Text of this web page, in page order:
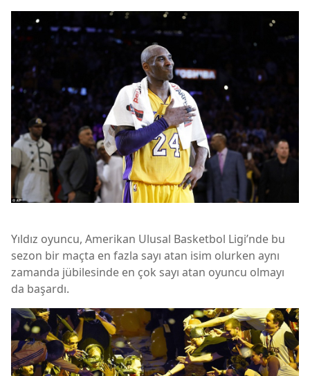
Yıldız oyuncu, Amerikan Ulusal Basketbol Ligi’nde bu
sezon bir maçta en fazla sayı atan isim olurken aynı
zamanda jübilesinde en çok sayı atan oyuncu olmayı
da başardı.